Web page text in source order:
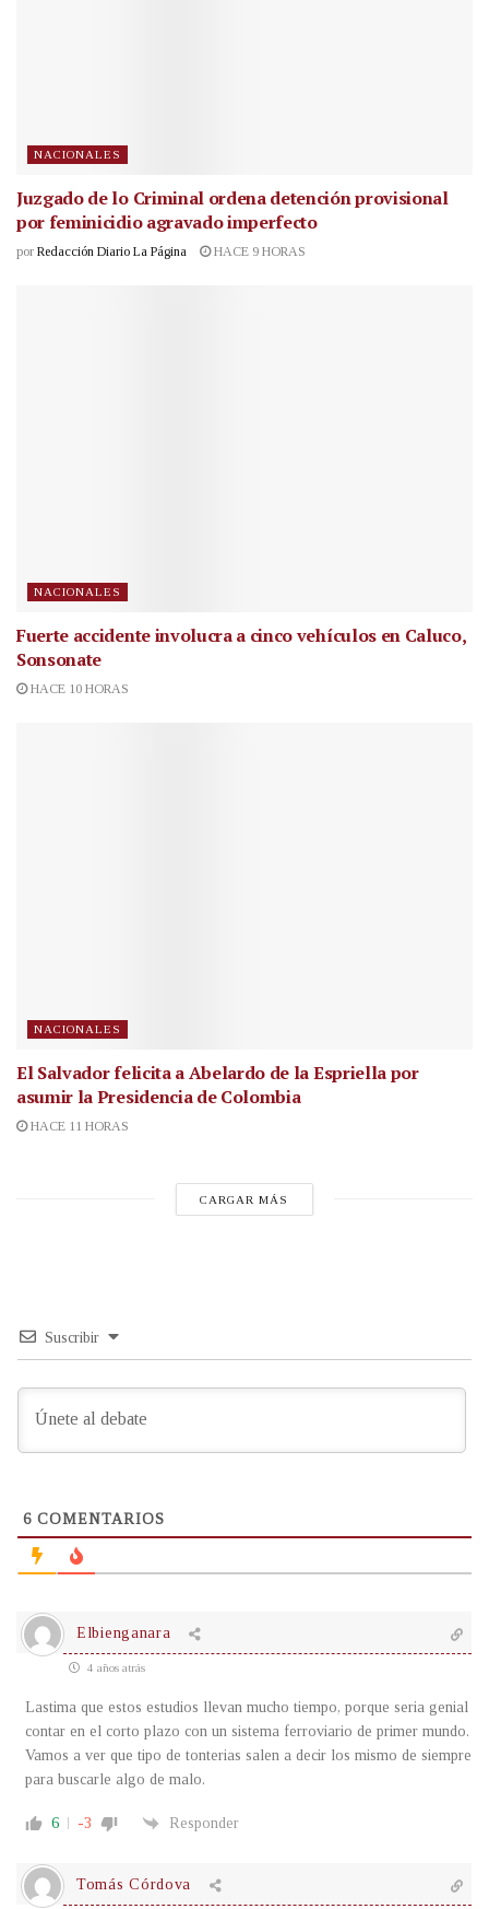
NACIONALES
Juzgado de lo Criminal ordena detención provisional
por feminicidio agravado imperfecto
por Redacción Diario La Página HACE 9 HORAS
NACIONALES
Fuerte accidente involucra a cinco vehículos en Caluco,
Sonsonate
HACE 10 HORAS
NACIONALES
El Salvador felicita a Abelardo de la Espriella por
asumir la Presidencia de Colombia
HACE 11 HORAS
CARGAR MÁS
Suscribir
6 COMENTARIOS
Elbienganara
4 años atrás
Lastima que estos estudios llevan mucho tiempo, porque seria genial
contar en el corto plazo con un sistema ferroviario de primer mundo.
Vamos a ver que tipo de tonterias salen a decir los mismo de siempre
para buscarle algo de malo.
6 -3 Responder
Tomás Córdova